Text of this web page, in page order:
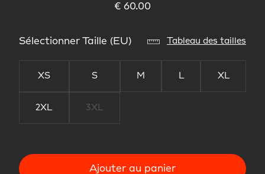
€ 60.00
Sélectionner Taille (EU) Tableau des tailles
XS S M L XL
2XL 3XL
Ajouter au panier